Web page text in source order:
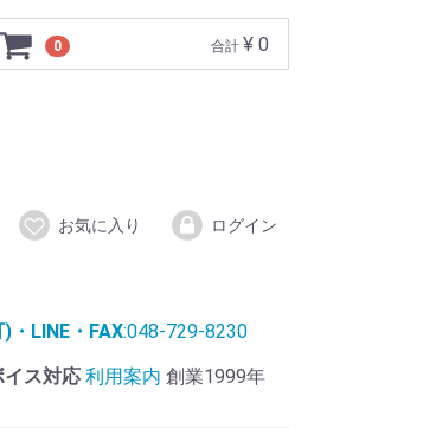
0 合計 ¥ 0
お気に入り ログイン
・LINE・FAX:048-729-8230
イス対応 利用案内 創業1999年